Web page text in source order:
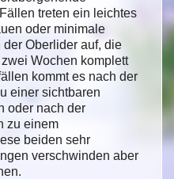
treten ein leichtes
oder minimale
Oberlider auf, die
Wochen komplett
kommt es nach der
einer sichtbaren
oder nach der
zu einem
beiden sehr
verschwinden aber